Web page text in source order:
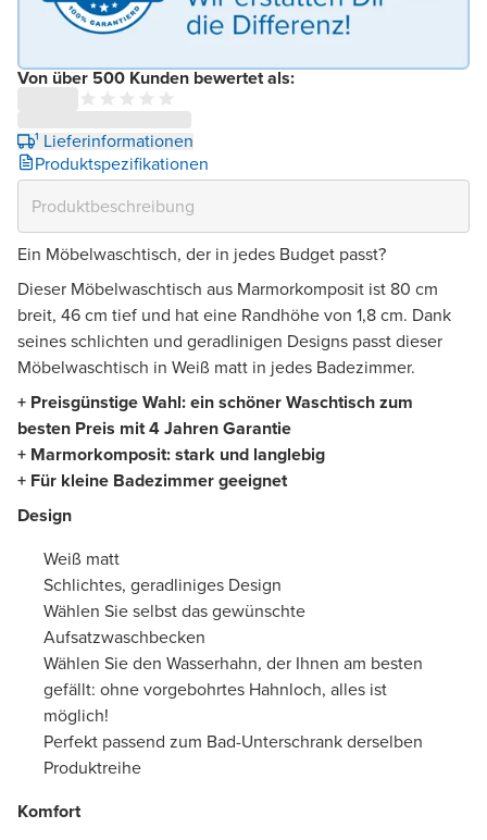
Von über 500 Kunden bewertet als:
¹ Lieferinformationen
Produktspezifikationen
Ein Möbelwaschtisch, der in jedes Budget passt?
Dieser Möbelwaschtisch aus Marmorkomposit ist 80 cm
breit, 46 cm tief und hat eine Randhöhe von 1,8 cm. Dank
seines schlichten und geradlinigen Designs passt dieser
Möbelwaschtisch in Weiß matt in jedes Badezimmer.
+ Preisgünstige Wahl: ein schöner Waschtisch zum
besten Preis mit 4 Jahren Garantie
+ Marmorkomposit: stark und langlebig
+ Für kleine Badezimmer geeignet
Design
Weiß matt
Schlichtes, geradliniges Design
Wählen Sie selbst das gewünschte
Aufsatzwaschbecken
Wählen Sie den Wasserhahn, der Ihnen am besten
gefällt: ohne vorgebohrtes Hahnloch, alles ist
möglich!
Perfekt passend zum Bad-Unterschrank derselben
Produktreihe
Komfort